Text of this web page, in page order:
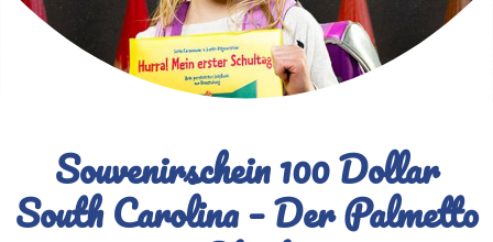
Souvenirschein 100 Dollar
South Carolina – Der Palmetto